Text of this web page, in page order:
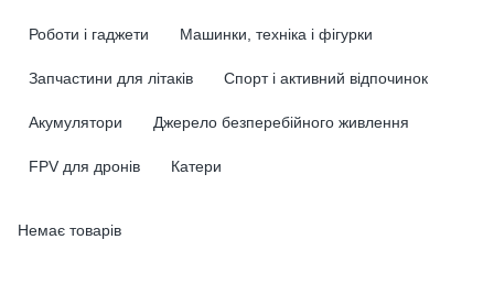
Роботи і гаджети Машинки, техніка і фігурки
Запчастини для літаків Спорт і активний відпочинок
Акумулятори Джерело безперебійного живлення
FPV для дронів Катери
Немає товарів